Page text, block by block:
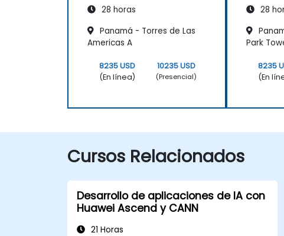
28 horas
Panamá - Torres de Las
Americas A
8235 USD
(En línea)
10235 USD
(Presencial)
28
Park
8235
(En
Cursos Relacionados
Desarrollo de aplicaciones de IA con
Huawei Ascend y CANN
21 Horas